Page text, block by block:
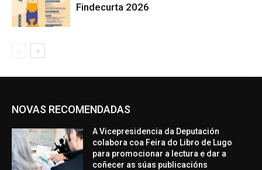
Findecurta 2026
NOVAS RECOMENDADAS
A Vicepresidencia da Deputación
colabora coa Feira do Libro de Lugo
para promocionar a lectura e dar a
coñecer as súas publicacións